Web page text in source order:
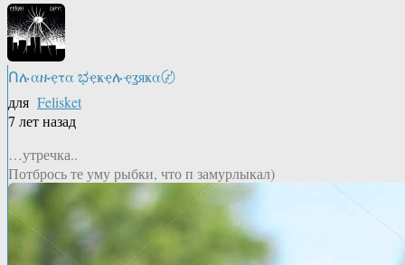
Ոሉαዙҿτα ಭҿҝҿሉҿʓяҝα〄
для Felisket
7 лет назад
…утречка..
Потбрось те уму рыбки, что п замурлыкал)